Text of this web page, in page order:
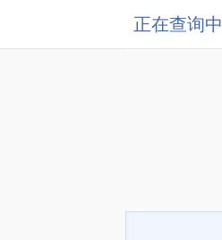
正在查询中